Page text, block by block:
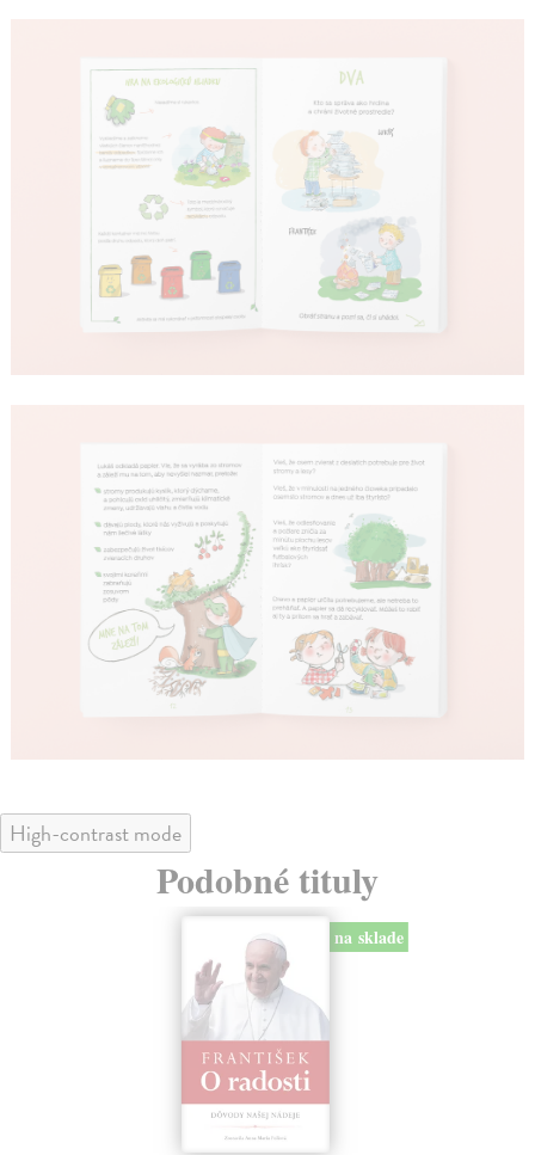
High-contrast mode
Podobné tituly
na sklade